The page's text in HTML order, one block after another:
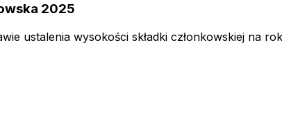
2025
ustalenia wysokości składki członkowskiej na